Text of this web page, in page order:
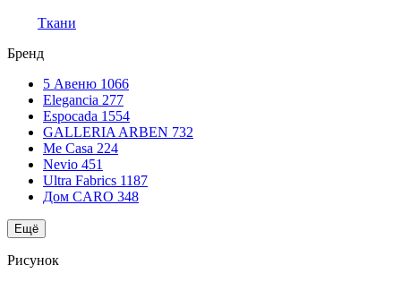
Ткани
Бренд
5 Авеню 1066
Elegancia 277
Espocada 1554
GALLERIA ARBEN 732
Me Casa 224
Nevio 451
Ultra Fabrics 1187
Дом CARO 348
Ещё
Рисунок